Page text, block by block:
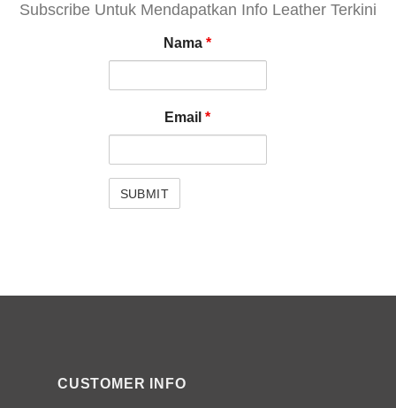
Subscribe Untuk Mendapatkan Info Leather Terkini
Nama *
Email *
CUSTOMER INFO